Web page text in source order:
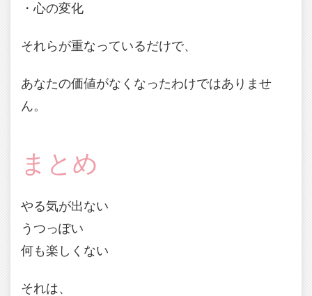
・心の変化
それらが重なっているだけで、
あなたの価値がなくなったわけではありませ
ん。
まとめ
やる気が出ない
うつっぽい
何も楽しくない
それは、